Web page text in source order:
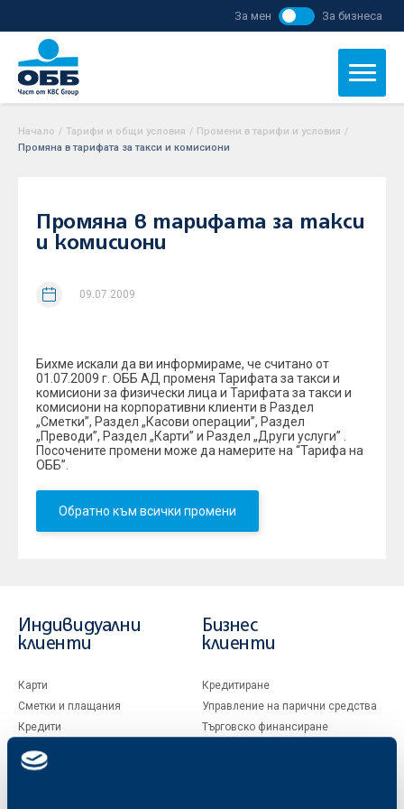
За мен За бизнеса
Начало / Тарифи и общи условия / Промени в тарифи и условия /
Промяна в тарифата за такси и комисиони
Промяна в тарифата за такси
и комисиони
09.07.2009
Бихме искали да ви информираме, че считано от
01.07.2009 г. ОББ АД променя Тарифата за такси и
комисиони за физически лица и Тарифата за такси и
комисиони на корпоративни клиенти в Раздел
„Сметки”, Раздел „Касови операции”, Раздел
„Преводи”, Раздел „Карти” и Раздел „Други услуги” .
Посочените промени може да намерите на “Тарифа на
ОББ”.
Обратно към всички промени
Индивидуални
клиенти
Карти
Сметки и плащания
Кредити
Спестявания и инвестиции
Частно банкиране
Бизнес
клиенти
Кредитиране
Управление на парични средства
Търговско финансиране